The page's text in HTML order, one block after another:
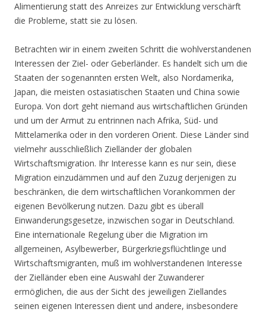
Alimentierung statt des Anreizes zur Entwicklung verschärft
die Probleme, statt sie zu lösen.
Betrachten wir in einem zweiten Schritt die wohlverstandenen
Interessen der Ziel- oder Geberländer. Es handelt sich um die
Staaten der sogenannten ersten Welt, also Nordamerika,
Japan, die meisten ostasiatischen Staaten und China sowie
Europa. Von dort geht niemand aus wirtschaftlichen Gründen
und um der Armut zu entrinnen nach Afrika, Süd- und
Mittelamerika oder in den vorderen Orient. Diese Länder sind
vielmehr ausschließlich Zielländer der globalen
Wirtschaftsmigration. Ihr Interesse kann es nur sein, diese
Migration einzudämmen und auf den Zuzug derjenigen zu
beschränken, die dem wirtschaftlichen Vorankommen der
eigenen Bevölkerung nutzen. Dazu gibt es überall
Einwanderungsgesetze, inzwischen sogar in Deutschland.
Eine internationale Regelung über die Migration im
allgemeinen, Asylbewerber, Bürgerkriegsflüchtlinge und
Wirtschaftsmigranten, muß im wohlverstandenen Interesse
der Zielländer eben eine Auswahl der Zuwanderer
ermöglichen, die aus der Sicht des jeweiligen Ziellandes
seinen eigenen Interessen dient und andere, insbesondere